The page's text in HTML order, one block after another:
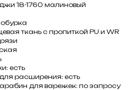
18-1760 малиновый
ткань с пропиткой PU и WR
есть
расширения: есть
для варежек: по запросу